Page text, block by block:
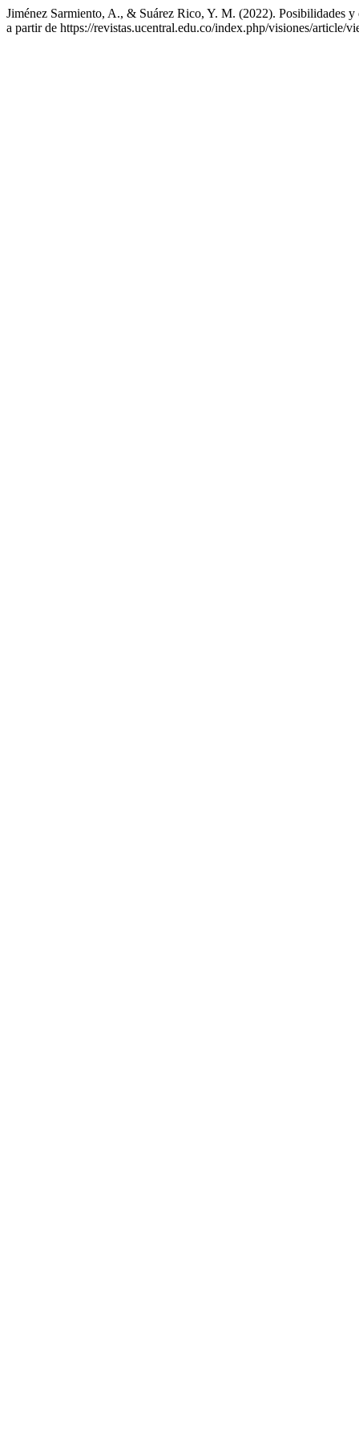
Jiménez Sarmiento, A., & Suárez Rico, Y. M. (2022). Posibilidades
a partir de https://revistas.ucentral.edu.co/index.php/visiones/article/